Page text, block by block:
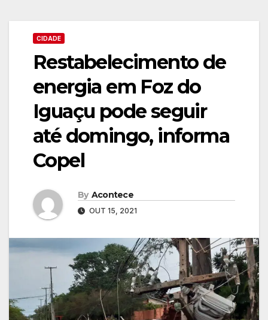
CIDADE
Restabelecimento de
energia em Foz do
Iguaçu pode seguir
até domingo, informa
Copel
By Acontece
OUT 15, 2021